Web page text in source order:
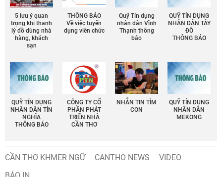
5 lưu ý quan
trọng khi thanh
lý đồ dùng nhà
hàng, khách
sạn
THÔNG BÁO
Về việc tuyển
dụng viên chức
Quỹ Tín dụng
nhân dân Vĩnh
Thạnh thông
báo
QUỸ TÍN DỤNG
NHÂN DÂN TÂY
ĐÔ
THÔNG BÁO
QUỸ TÍN DỤNG
NHÂN DÂN TÍN
NGHĨA
THÔNG BÁO
CÔNG TY CỔ
PHẦN PHÁT
TRIỂN NHÀ
CẦN THƠ
NHẮN TIN TÌM
CON
QUỸ TÍN DỤNG
NHÂN DÂN
MEKONG
CẦN THƠ KHMER NGỮ CANTHO NEWS
VIDEO